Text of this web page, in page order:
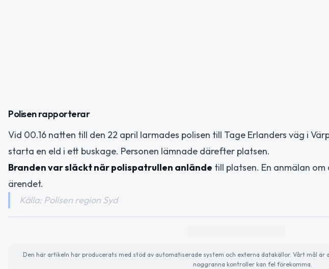
Polisen rapporterar
Vid 00.16 natten till den 22 april larmades polisen till Tage Erlanders väg i
starta en eld i ett buskage. Personen lämnade därefter platsen.
Branden var släckt när polispatrullen anlände till platsen. En anmälan
ärendet.
Källa: Polisen region Syd
Den här artikeln har producerats med stöd av automatiserade system och externa datakällor. Vårt mål
noggranna kontroller kan fel förekomma.